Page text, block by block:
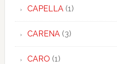
CAPELLA(1)
CARENA(3)
CARO (1)